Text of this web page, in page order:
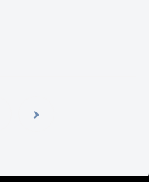
次